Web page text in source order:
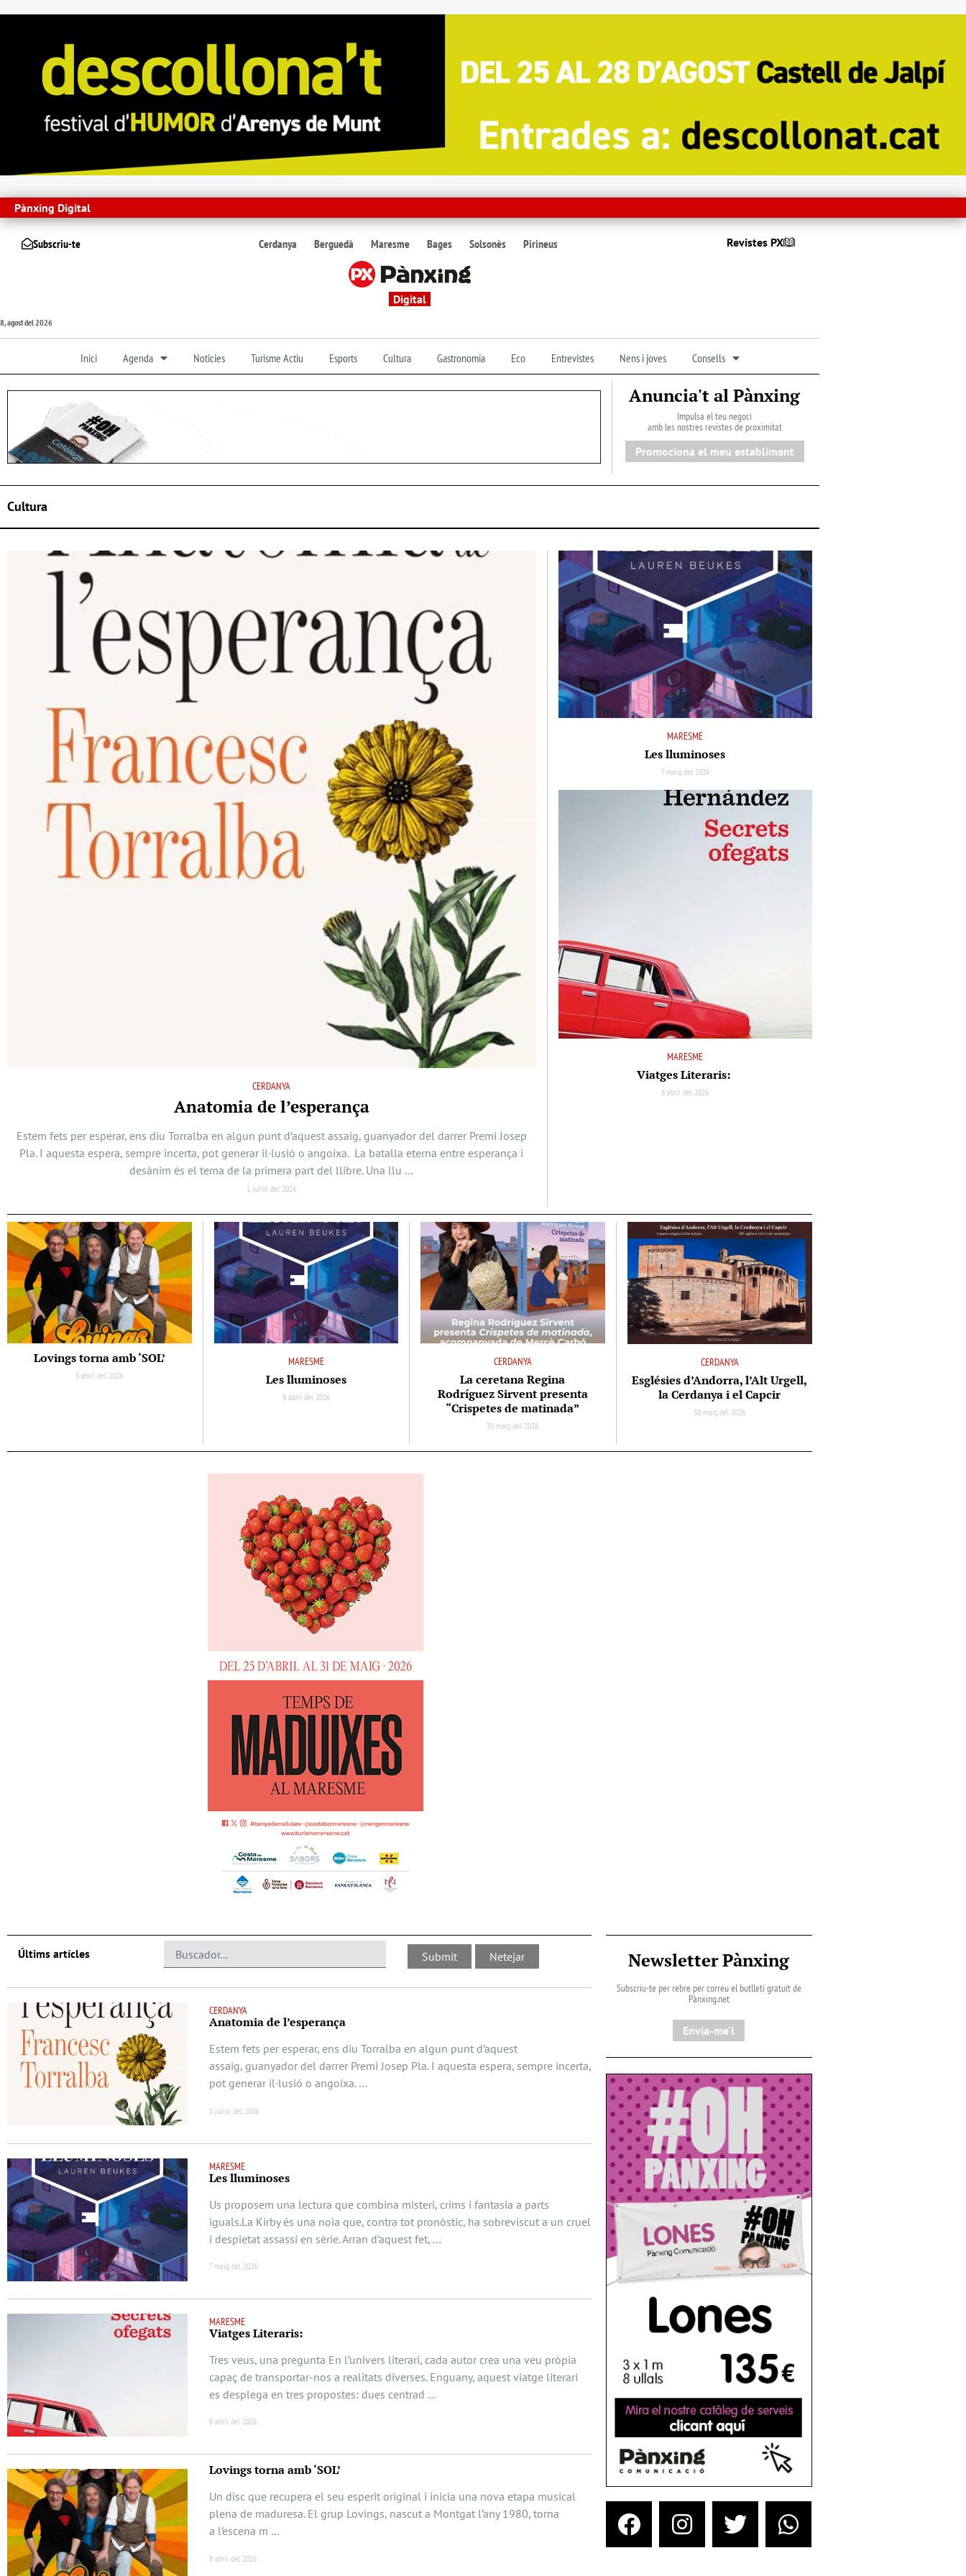
Pànxing Digital
Subscriu-te Cerdanya Berguedà Maresme Bages Solsonès Pirineus Revistes PX
Digital
8, agost del 2026
Inici Agenda Noticies Turisme Actiu Esports Cultura Gastronomia Eco Entrevistes Nens i joves Consells
Anuncia't al Pànxing
Impulsa el teu negoci
amb les nostres revistes de proximitat
Promociona el meu establiment
Cultura
CERDANYA
Anatomia de l’esperança
Estem fets per esperar, ens diu Torralba en algun punt d’aquest assaig, guanyador del darrer Premi Josep
Pla. I aquesta espera, sempre incerta, pot generar il·lusió o angoixa. La batalla eterna entre esperança i
desànim és el tema de la primera part del llibre. Una llu …
1 juliol del 2026
MARESME
Les lluminoses
7 maig del 2026
MARESME
Viatges Literaris:
8 abril del 2026
Lovings torna amb ‘SOL’
8 abril del 2026
MARESME
Les lluminoses
8 abril del 2026
CERDANYA
La ceretana Regina
Rodríguez Sirvent presenta
“Crispetes de matinada”
30 març del 2026
CERDANYA
Esglésies d’Andorra, l’Alt Urgell,
la Cerdanya i el Capcir
30 març del 2026
Últims artícles
CERDANYA
Anatomia de l’esperança
Estem fets per esperar, ens diu Torralba en algun punt d’aquest
assaig, guanyador del darrer Premi Josep Pla. I aquesta espera, sempre incerta,
pot generar il·lusió o angoixa. …
1 juliol del 2026
MARESME
Les lluminoses
Us proposem una lectura que combina misteri, crims i fantasia a parts
iguals.La Kirby és una noia que, contra tot pronòstic, ha sobreviscut a un cruel
i despietat assassí en sèrie. Arran d’aquest fet, …
7 maig del 2026
MARESME
Viatges Literaris:
Tres veus, una pregunta En l’univers literari, cada autor crea una veu pròpia
capaç de transportar-nos a realitats diverses. Enguany, aquest viatge literari
es desplega en tres propostes: dues centrad …
8 abril del 2026
Lovings torna amb ‘SOL’
Un disc que recupera el seu esperit original i inicia una nova etapa musical
plena de maduresa. El grup Lovings, nascut a Montgat l’any 1980, torna
a l’escena m …
8 abril del 2026
Newsletter Pànxing
Subscriu-te per rebre per correu el butlletí gratuït de
Pànxing.net​
Envia-me'l